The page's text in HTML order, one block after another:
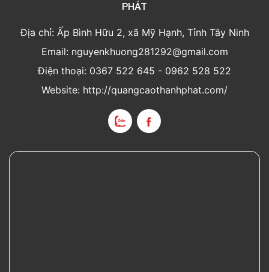
PHÁT
Địa chỉ: Ấp Bình Hữu 2, xã Mỹ Hạnh, Tỉnh Tây Ninh
Email: nguyenkhuong281292@gmail.com
Điện thoại: 0367 522 645 - 0962 528 522
Website: http://quangcaothanhphat.com/